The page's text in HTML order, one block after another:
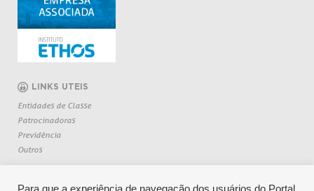
LINKS UTEIS
Entidades de Classe
Patrocinadoras
Previdência
Outros